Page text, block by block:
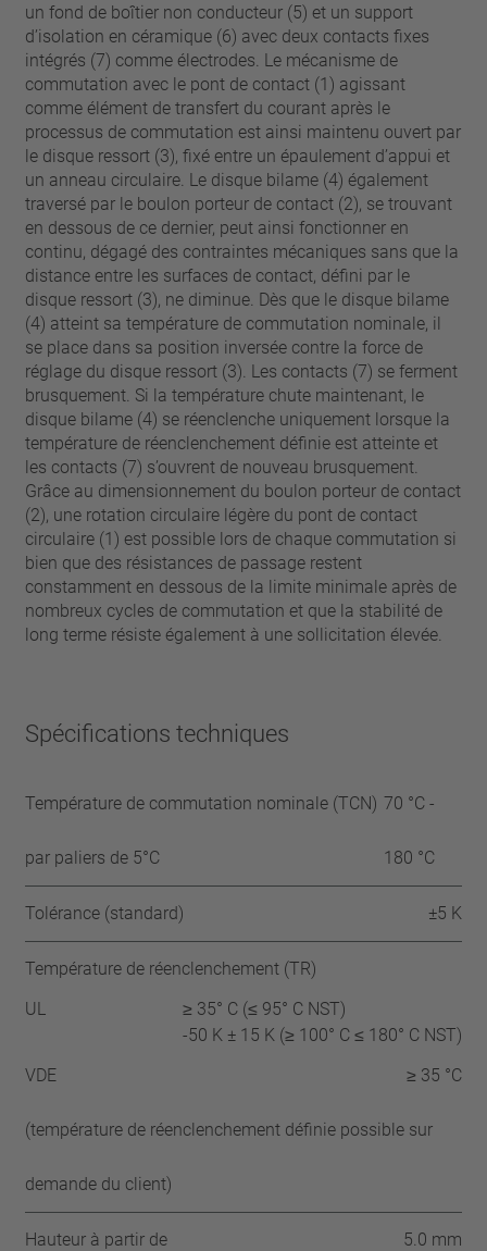
un fond de boîtier non conducteur (5) et un support
d’isolation en céramique (6) avec deux contacts fixes
intégrés (7) comme électrodes. Le mécanisme de
commutation avec le pont de contact (1) agissant
comme élément de transfert du courant après le
processus de commutation est ainsi maintenu ouvert par
le disque ressort (3), fixé entre un épaulement d’appui et
un anneau circulaire. Le disque bilame (4) également
traversé par le boulon porteur de contact (2), se trouvant
en dessous de ce dernier, peut ainsi fonctionner en
continu, dégagé des contraintes mécaniques sans que la
distance entre les surfaces de contact, défini par le
disque ressort (3), ne diminue. Dès que le disque bilame
(4) atteint sa température de commutation nominale, il
se place dans sa position inversée contre la force de
réglage du disque ressort (3). Les contacts (7) se ferment
brusquement. Si la température chute maintenant, le
disque bilame (4) se réenclenche uniquement lorsque la
température de réenclenchement définie est atteinte et
les contacts (7) s’ouvrent de nouveau brusquement.
Grâce au dimensionnement du boulon porteur de contact
(2), une rotation circulaire légère du pont de contact
circulaire (1) est possible lors de chaque commutation si
bien que des résistances de passage restent
constamment en dessous de la limite minimale après de
nombreux cycles de commutation et que la stabilité de
long terme résiste également à une sollicitation élevée.
Spécifications techniques
Température de commutation nominale (TCN)
par paliers de 5°C
70 °C -
180 °C
Tolérance (standard) ±5 K
Température de réenclenchement (TR)
UL
≥ 35° C (≤ 95° C NST)
-50 K ± 15 K (≥ 100° C ≤ 180° C NST)
VDE
≥ 35 °C
(température de réenclenchement définie possible sur
demande du client)
Hauteur à partir de 5.0 mm